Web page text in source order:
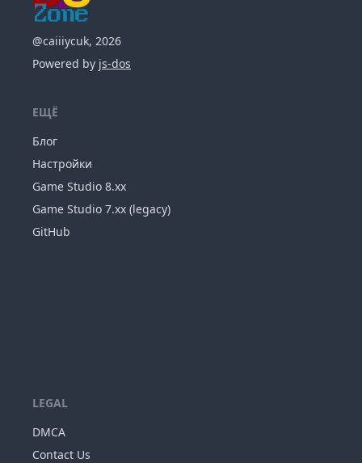
@caiiiycuk, 2026
Powered by js-dos
ЕЩЁ
Блог
Настройки
Game Studio 8.xx
Game Studio 7.xx (legacy)
GitHub
LEGAL
DMCA
Contact Us